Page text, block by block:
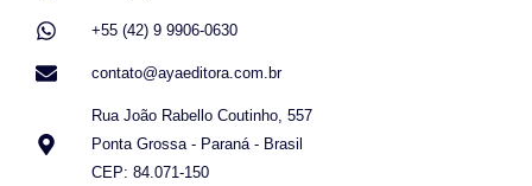
+55 (42) 9 9906-0630
contato@ayaeditora.com.br
Rua João Rabello Coutinho, 557
Ponta Grossa - Paraná - Brasil
CEP: 84.071-150